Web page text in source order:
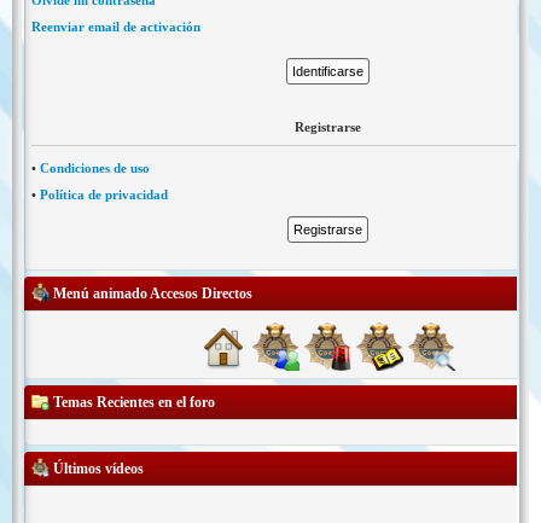
Reenviar email de activación
Registrarse
• Condiciones de uso
• Política de privacidad
Menú animado Accesos Directos
Temas Recientes en el foro
Últimos vídeos